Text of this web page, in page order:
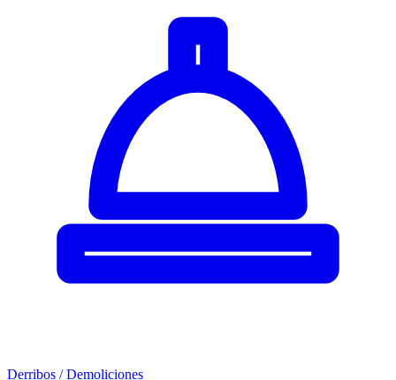
Derribos / Demoliciones